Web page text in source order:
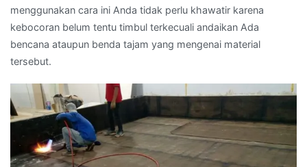
menggunakan cara ini Anda tidak perlu khawatir karena
kebocoran belum tentu timbul terkecuali andaikan Ada
bencana ataupun benda tajam yang mengenai material
tersebut.